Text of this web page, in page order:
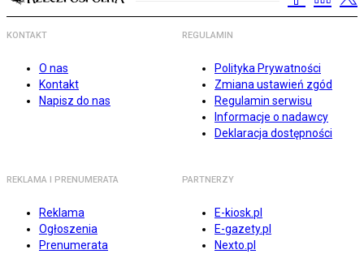
KONTAKT
O nas
Kontakt
Napisz do nas
REGULAMIN
Polityka Prywatności
Zmiana ustawień zgód
Regulamin serwisu
Informacje o nadawcy
Deklaracja dostępności
REKLAMA I PRENUMERATA
Reklama
Ogłoszenia
Prenumerata
PARTNERZY
E-kiosk.pl
E-gazety.pl
Nexto.pl